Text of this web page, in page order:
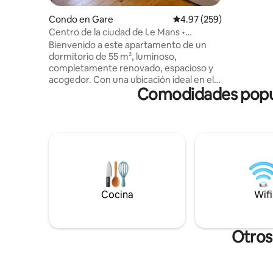
Condo en Gare Calificación promedio:
4.97 (259)
Centro de la ciudad de Le Mans •
Apartamento luminoso e independiente
Bienvenido a este apartamento de un
dormitorio de 55 m², luminoso,
completamente renovado, espacioso y
acogedor. Con una ubicación ideal en el
centro de la ciudad, a solo unos pasos de
la prefectura y a menos de 10 minutos a
totalmente equipada. • Un dormitorio
con cama tamaño queen y un área de
escritorio. • un vestidor/lavandería • un
baño y un inodoro separado • Wifi de
Comodidades
Cocina Wifi